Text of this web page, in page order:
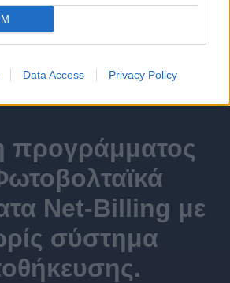
Data Access Privacy Policy
προγράμματος
Net-Billing με
σύστημα